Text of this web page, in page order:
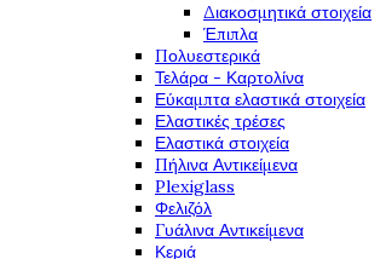
Διακοσμητικά στοιχεία
Έπιπλα
Πολυεστερικά
Τελάρα - Καρτολίνα
Εύκαμπτα ελαστικά στοιχεία
Ελαστικές τρέσες
Ελαστικά στοιχεία
Πήλινα Αντικείμενα
Plexiglass
Φελιζόλ
Γυάλινα Αντικείμενα
Κεριά